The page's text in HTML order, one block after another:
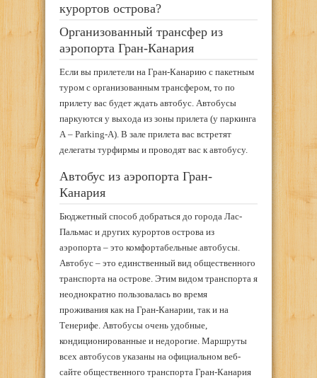
курортов острова?
Организованный трансфер из
аэропорта Гран-Канария
Если вы прилетели на Гран-Канарию с пакетным
туром с организованным трансфером, то по
прилету вас будет ждать автобус. Автобусы
паркуются у выхода из зоны прилета (у паркинга
А – Parking-A). В зале прилета вас встретят
делегаты турфирмы и проводят вас к автобусу.
Автобус из аэропорта Гран-
Канария
Бюджетный способ добраться до города Лас-
Пальмас и других курортов острова из
аэропорта – это комфортабельные автобусы.
Автобус – это единственный вид общественного
транспорта на острове. Этим видом транспорта я
неоднократно пользовалась во время
проживания как на Гран-Канарии, так и на
Тенерифе. Автобусы очень удобные,
кондиционированные и недорогие. Маршруты
всех автобусов указаны на официальном веб-
сайте общественного транспорта Гран-Канария